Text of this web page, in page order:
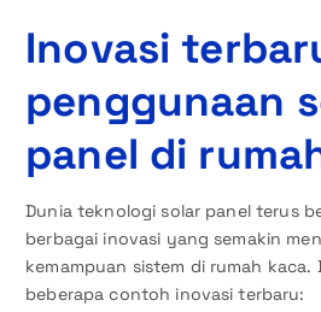
Inovasi
penggunaan
panel di
Dunia teknologi solar panel terus
berbagai inovasi yang semakin
kemampuan sistem di rumah kaca.
beberapa contoh inovasi terbaru: